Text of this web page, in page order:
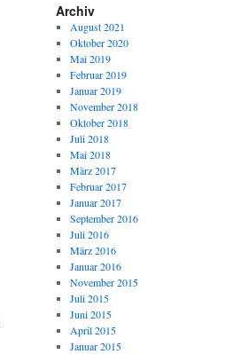
Archiv
August 2021
Oktober 2020
Mai 2019
Februar 2019
Januar 2019
November 2018
Oktober 2018
Juli 2018
Mai 2018
März 2017
Februar 2017
Januar 2017
September 2016
Juli 2016
März 2016
Januar 2016
November 2015
Juli 2015
Juni 2015
April 2015
Januar 2015